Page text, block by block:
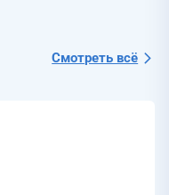
Смотреть всё